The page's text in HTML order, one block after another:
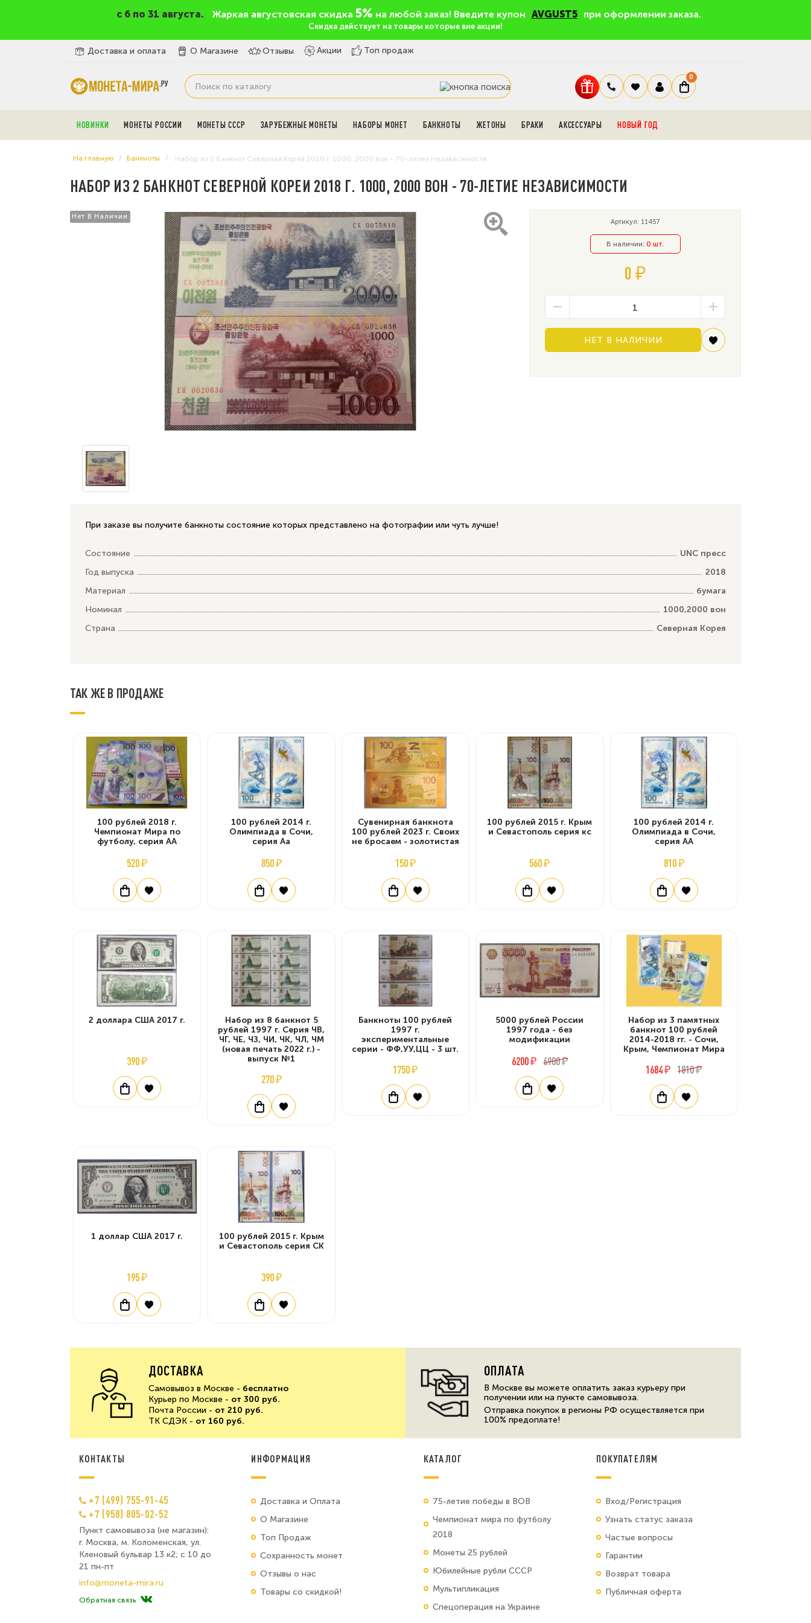
c 6 по 31 августа. Жаркая августовская скидка 5% на любой заказ! Введите купон AVGUST5 при оформлении заказа.
Скидка действует на товары которые вне акции!
Доставка и оплата О Магазине Отзывы Акции Топ продаж
0
НОВИНКИ МОНЕТЫ РОССИИ МОНЕТЫ СССР ЗАРУБЕЖНЫЕ МОНЕТЫ НАБОРЫ МОНЕТ БАНКНОТЫ ЖЕТОНЫ БРАКИ АКСЕССУАРЫ НОВЫЙ ГОД
На главную Банкноты Набор из 2 банкнот Северная Корея 2018 г. 1000, 2000 вон - 70-летие Независимости
НАБОР ИЗ 2 БАНКНОТ СЕВЕРНОЙ КОРЕИ 2018 Г. 1000, 2000 ВОН - 70-ЛЕТИЕ НЕЗАВИСИМОСТИ
Нет В Наличии
Нет В Наличии
Артикул: 11457
В наличии:0 шт.
0 ₽
НЕТ В НАЛИЧИИ
При заказе вы получите банкноты состояние которых представлено на фотографии или чуть лучше!
Состояние
UNC пресс
Год выпуска
2018
Материал
бумага
Номинал
1000,2000 вон
Страна
Северная Корея
ТАК ЖЕ В ПРОДАЖЕ
100 рублей 2018 г.
Чемпионат Мира по
футболу, серия АА
520 ₽
100 рублей 2014 г.
Олимпиада в Сочи,
серия Аа
850 ₽
Сувенирная банкнота
100 рублей 2023 г. Своих
не бросаем - золотистая
150 ₽
100 рублей 2015 г. Крым
и Севастополь серия кс
560 ₽
100 рублей 2014 г.
Олимпиада в Сочи,
серия АА
810 ₽
2 доллара США 2017 г.
390 ₽
Набор из 8 банкнот 5
рублей 1997 г. Серия ЧВ,
ЧГ, ЧЕ, ЧЗ, ЧИ, ЧК, ЧЛ, ЧМ
(новая печать 2022 г.) -
выпуск №1
270 ₽
Банкноты 100 рублей
1997 г.
экспериментальные
серии - ФФ,УУ,ЦЦ - 3 шт.
1750 ₽
5000 рублей России
1997 года - без
модификации
6200 ₽ 6900 ₽
Набор из 3 памятных
банкнот 100 рублей
2014-2018 гг. - Сочи,
Крым, Чемпионат Мира
1684 ₽ 1810 ₽
1 доллар США 2017 г.
195 ₽
100 рублей 2015 г. Крым
и Севастополь серия СК
390 ₽
ДОСТАВКА
Самовывоз в Москве - бесплатно
Курьер по Москве - от 300 руб.
Почта России - от 210 руб.
ТК СДЭК - от 160 руб.
ОПЛАТА
В Москве вы можете оплатить заказ курьеру при
получении или на пункте самовывоза.
Отправка покупок в регионы РФ осуществляется при
100% предоплате!
КОНТАКТЫ
+7 (499) 755-91-45
+7 (958) 805-02-52
Пункт самовывоза (не магазин):
г. Москва, м. Коломенская, ул.
Кленовый бульвар 13 к2; с 10 до
21 пн-пт
info@moneta-mira.ru
Обратная связь
ИНФОРМАЦИЯ
Доставка и Оплата
О Магазине
Топ Продаж
Сохранность монет
Отзывы о нас
Товары со скидкой!
КАТАЛОГ
75-летие победы в ВОВ
Чемпионат мира по футболу
2018
Монеты 25 рублей
Юбилейные рубли СССР
Мультипликация
Спецоперация на Украине
ПОКУПАТЕЛЯМ
Вход/Регистрация
Узнать статус заказа
Частые вопросы
Гарантии
Возврат товара
Публичная оферта